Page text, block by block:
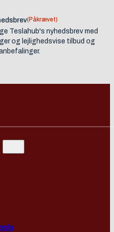
(Påkrævet)
Teslahub's nyhedsbrev med
og lejlighedsvise tilbud og